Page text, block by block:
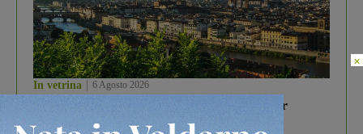
In vetrina 6 Agosto 2026
Gita di famiglia a Firenze: 5 idee per far
divertire i tuoi figli
×